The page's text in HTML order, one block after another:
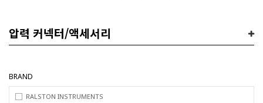
이
터
,
무
압력 커넥터/액세서리
BRAND
RALSTON INSTRUMENTS